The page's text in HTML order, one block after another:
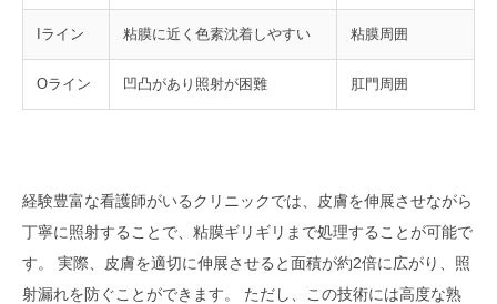
Iライン 粘膜に近く色素沈着しやすい 粘膜周囲
Oライン 凹凸があり照射が困難 肛門周囲
経験豊富な看護師がいるクリニックでは、皮膚を伸展させながら
丁寧に照射することで、粘膜ギリギリまで処理することが可能で
す。 実際、皮膚を適切に伸展させると面積が約2倍に広がり、照
射漏れを防ぐことができます。 ただし、この技術には高度な熟